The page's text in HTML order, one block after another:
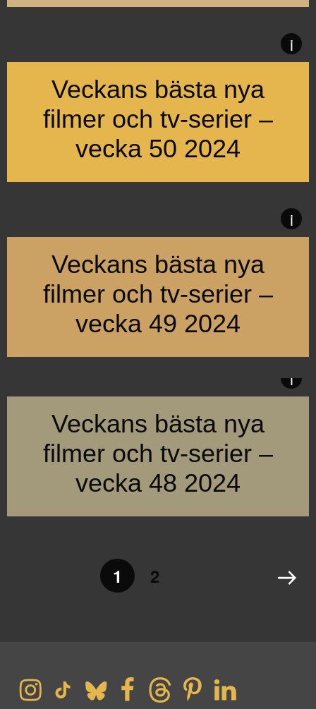
Vecka 51 bjuder på drama, dokumentär och ståupp i 14
Veckans bästa nya
filmer och tv-serier –
vecka 50 2024
Vecka 50 bjuder på dramatik, skräck och skratt i 14
i
i
Veckans bästa nya
filmer och tv-serier –
vecka 49 2024
Vecka 49 bjuder på många actionfyllda och underhållande
Biopremiär blir det för “Anora”, om en ung sexarbetare
Här är din guide till veckans bästa premiärer – självklart med
Veckans bästa nya
filmer och tv-serier –
vecka 48 2024
Vecka 48 bjuder på flera juliga och vintriga premiärer av nya
i
1 2